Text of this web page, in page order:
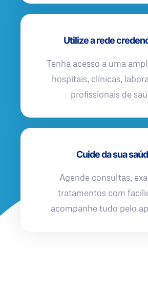
Utilize a rede
Tenha acesso a uma
hospitais, clínicas,
profissionais de
Cuide da sua
Agende consultas,
tratamentos com
acompanhe tudo pelo